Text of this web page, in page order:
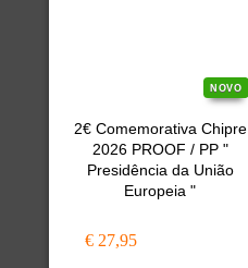
NOVO
2€ Comemorativa Chipre
2026 PROOF / PP "
Presidência da União
Europeia "
€ 27,95